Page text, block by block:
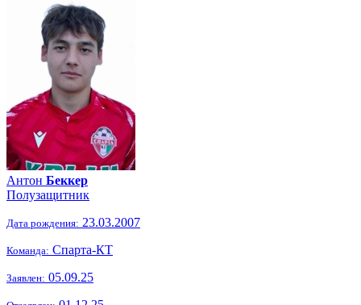
Антон Беккер
Полузащитник
Дата рождения: 23.03.2007
Команда: Спарта-КТ
Заявлен: 05.09.25